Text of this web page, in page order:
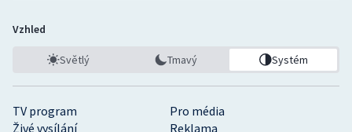
TV program
Pro média
Živé vysílání
Reklama
Vzhled
Světlý Tmavý Systém